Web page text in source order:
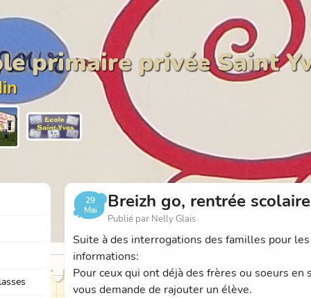
primaire privée Saint
29
Mai
Breizh go, rentrée
Publié par Nelly Glais
Suite à des interrogations des familles pour
informations:
Pour ceux qui ont déjà des frères ou soeurs
vous demande de rajouter un élève.